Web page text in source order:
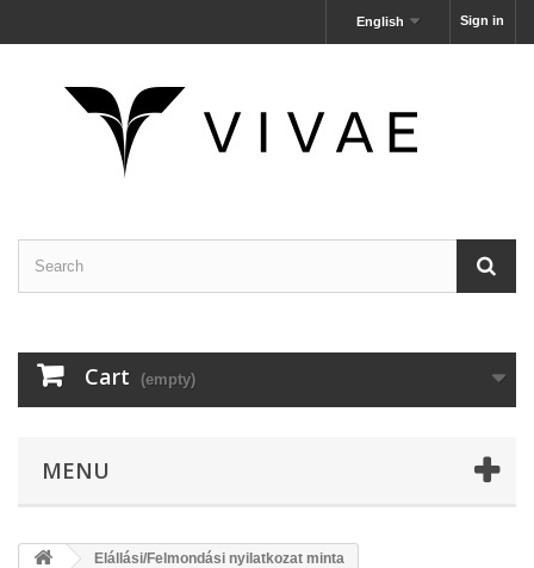
Sign in
English
Cart (empty)
MENU
Elállási/Felmondási nyilatkozat minta